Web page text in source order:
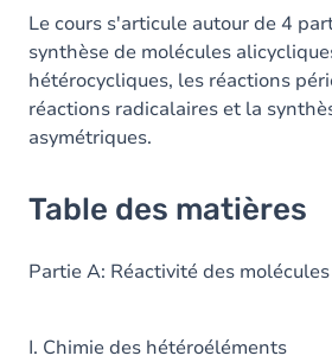
Le cours s'articule autour de 4
synthèse de molécules
hétérocycliques, les réactions
réactions radicalaires et la
asymétriques.
Table des matières
Partie A: Réactivité des
I. Chimie des hétéroéléments